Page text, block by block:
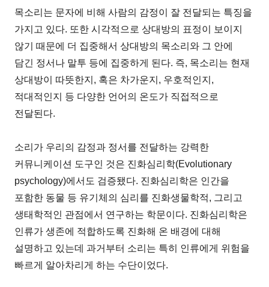
목소리는 문자에 비해 사람의 감정이 잘 전달되는 특징을
가지고 있다. 또한 시각적으로 상대방의 표정이 보이지
않기 때문에 더 집중해서 상대방의 목소리와 그 안에
담긴 정서나 말투 등에 집중하게 된다. 즉, 목소리는 현재
상대방이 따뜻한지, 혹은 차가운지, 우호적인지,
적대적인지 등 다양한 언어의 온도가 직접적으로
전달된다.
소리가 우리의 감정과 정서를 전달하는 강력한
커뮤니케이션 도구인 것은 진화심리학(Evolutionary
psychology)에서도 검증됐다. 진화심리학은 인간을
포함한 동물 등 유기체의 심리를 진화생물학적, 그리고
생태학적인 관점에서 연구하는 학문이다. 진화심리학은
인류가 생존에 적합하도록 진화해 온 배경에 대해
설명하고 있는데 과거부터 소리는 특히 인류에게 위험을
빠르게 알아차리게 하는 수단이었다.